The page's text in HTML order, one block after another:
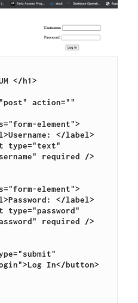
</h1>
action=""
element">
</label>
required />
element">
</label>
required />
In</button>